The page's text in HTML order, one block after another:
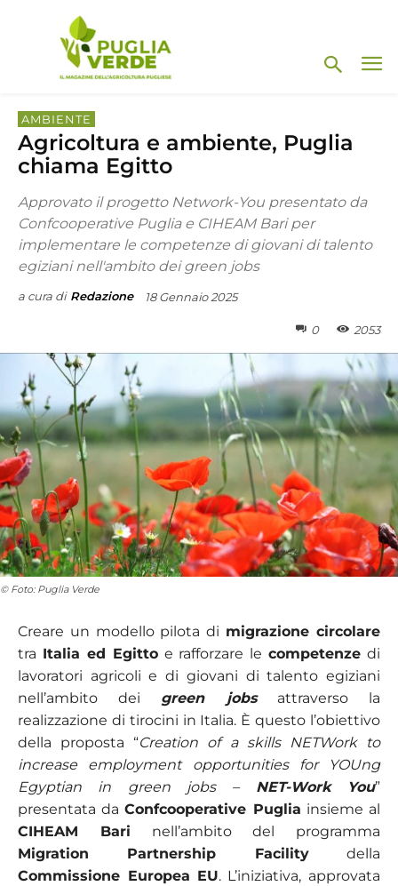
AMBIENTE
Agricoltura e ambiente, Puglia
chiama Egitto
Approvato il progetto Network-You presentato da
Confcooperative Puglia e CIHEAM Bari per
implementare le competenze di giovani di talento
egiziani nell'ambito dei green jobs
a cura di Redazione 18 Gennaio 2025
0 2053
© Foto: Puglia Verde
Creare un modello pilota di migrazione circolare
tra Italia ed Egittoe rafforzare lecompetenze di
lavoratori agricoli e di giovani di talento egiziani
nell’ambito dei green jobsattraverso la
realizzazione di tirocini in Italia. È questo l’obiettivo
della proposta “Creation of a skills NETWork to
increase employment opportunities for YOUng
Egyptian in green jobs – NET-Work You”
presentata daConfcooperative Puglia insieme al
CIHEAM Bari nell’ambito del programma
Migration Partnership Facilitydella
Commissione Europea EU. L’iniziativa, approvata